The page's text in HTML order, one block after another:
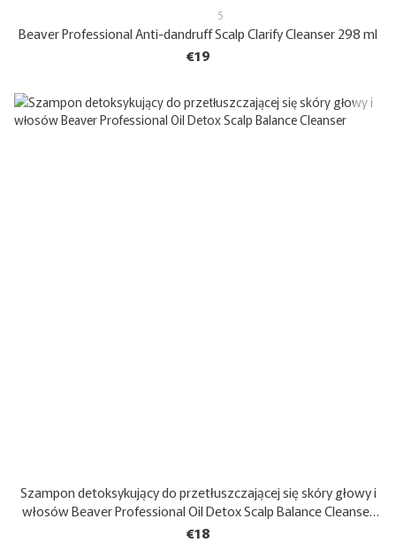
5
Beaver Professional Anti-dandruff Scalp Clarify Cleanser 298 ml
€19
Szampon detoksykujący do przetłuszczającej się skóry głowy i
włosów Beaver Professional Oil Detox Scalp Balance Cleanser
298 ml
€18